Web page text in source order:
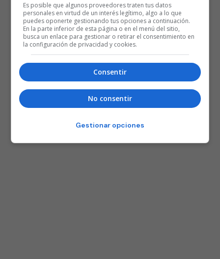
Es posible que algunos proveedores traten tus datos
personales en virtud de un interés legítimo, algo a lo que
puedes oponerte gestionando tus opciones a continuación.
En la parte inferior de esta página o en el menú del sitio,
busca un enlace para gestionar o retirar el consentimiento en
la configuración de privacidad y cookies.
Consentir
No consentir
Gestionar opciones